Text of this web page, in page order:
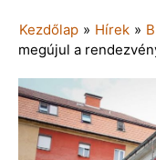
Kezdőlap » Hírek »
megújul a